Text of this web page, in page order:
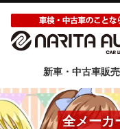
新車・中古車販
全メーカ